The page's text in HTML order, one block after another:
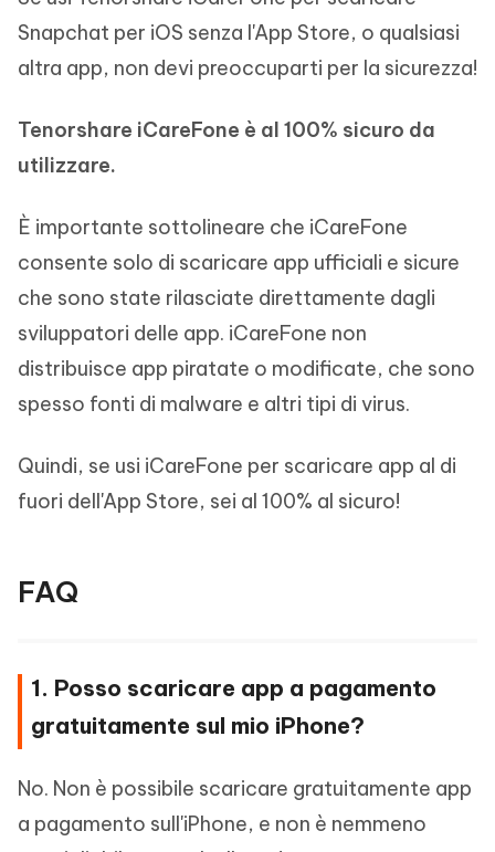
Snapchat per iOS senza l'App Store, o qualsiasi
altra app, non devi preoccuparti per la sicurezza!
Tenorshare iCareFone è al 100% sicuro da
utilizzare.
È importante sottolineare che iCareFone
consente solo di scaricare app ufficiali e sicure
che sono state rilasciate direttamente dagli
sviluppatori delle app. iCareFone non
distribuisce app piratate o modificate, che sono
spesso fonti di malware e altri tipi di virus.
Quindi, se usi iCareFone per scaricare app al di
fuori dell'App Store, sei al 100% al sicuro!
FAQ
1. Posso scaricare app a pagamento
gratuitamente sul mio iPhone?
No. Non è possibile scaricare gratuitamente app
a pagamento sull'iPhone, e non è nemmeno